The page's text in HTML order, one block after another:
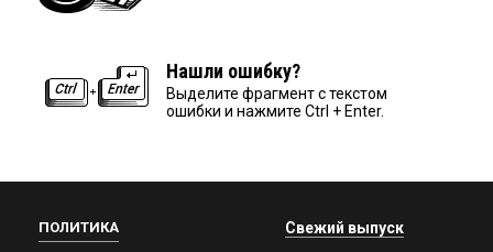
Нашли ошибку?
Выделите фрагмент с текстом
ошибки и нажмите Ctrl + Enter.
ПОЛИТИКА Свежий выпуск